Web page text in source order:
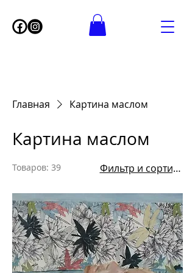
Главная Картина маслом
Картина маслом
Товаров: 39 Фильтр и сортировка